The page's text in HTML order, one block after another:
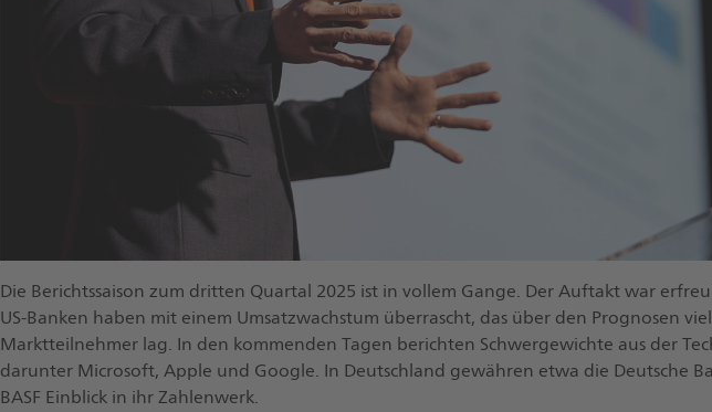
Die Berichtssaison zum dritten Quartal 2025 ist in vollem Gange. Der Auftakt war
US-Banken haben mit einem Umsatzwachstum überrascht, das über den Prognosen
Marktteilnehmer lag. In den kommenden Tagen berichten Schwergewichte aus der
darunter Microsoft, Apple und Google. In Deutschland gewähren etwa die Deutsche
BASF Einblick in ihr Zahlenwerk.